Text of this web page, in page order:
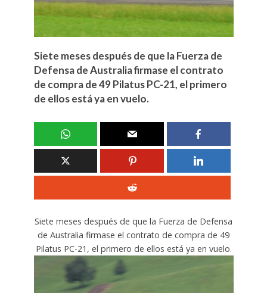
Siete meses después de que la Fuerza de
Defensa de Australia firmase el contrato
de compra de 49 Pilatus PC-21, el primero
de ellos está ya en vuelo.
Siete meses después de que la Fuerza de Defensa
de Australia firmase el contrato de compra de 49
Pilatus PC-21, el primero de ellos está ya en vuelo.